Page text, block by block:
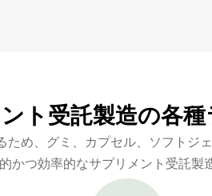
ト受託製造の各
め、グミ、カプセル、ソフト
かつ効率的なサプリメント受託製